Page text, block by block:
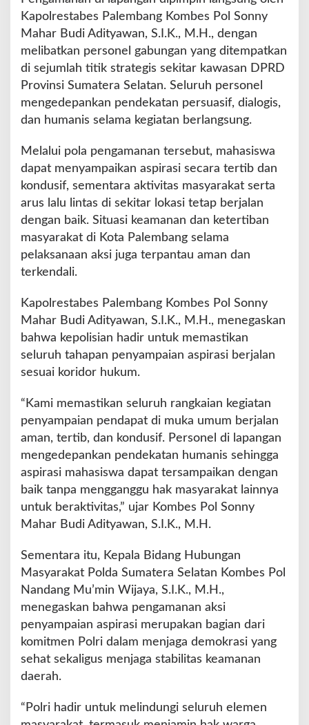
n
A
a
n
d
a
T
r
t
i
Kapolrestabes Palembang Kombes Pol Sonny
Mahar Budi Adityawan, S.I.K., M.H., dengan
melibatkan personel gabungan yang ditempatkan
di sejumlah titik strategis sekitar kawasan DPRD
Provinsi Sumatera Selatan. Seluruh personel
mengedepankan pendekatan persuasif, dialogis,
dan humanis selama kegiatan berlangsung.
Melalui pola pengamanan tersebut, mahasiswa
dapat menyampaikan aspirasi secara tertib dan
kondusif, sementara aktivitas masyarakat serta
arus lalu lintas di sekitar lokasi tetap berjalan
dengan baik. Situasi keamanan dan ketertiban
masyarakat di Kota Palembang selama
pelaksanaan aksi juga terpantau aman dan
terkendali.
Kapolrestabes Palembang Kombes Pol Sonny
Mahar Budi Adityawan, S.I.K., M.H., menegaskan
bahwa kepolisian hadir untuk memastikan
seluruh tahapan penyampaian aspirasi berjalan
sesuai koridor hukum.
“Kami memastikan seluruh rangkaian kegiatan
penyampaian pendapat di muka umum berjalan
aman, tertib, dan kondusif. Personel di lapangan
mengedepankan pendekatan humanis sehingga
aspirasi mahasiswa dapat tersampaikan dengan
baik tanpa mengganggu hak masyarakat lainnya
untuk beraktivitas,” ujar Kombes Pol Sonny
Mahar Budi Adityawan, S.I.K., M.H.
Sementara itu, Kepala Bidang Hubungan
Masyarakat Polda Sumatera Selatan Kombes Pol
Nandang Mu’min Wijaya, S.I.K., M.H.,
menegaskan bahwa pengamanan aksi
penyampaian aspirasi merupakan bagian dari
komitmen Polri dalam menjaga demokrasi yang
sehat sekaligus menjaga stabilitas keamanan
daerah.
“Polri hadir untuk melindungi seluruh elemen